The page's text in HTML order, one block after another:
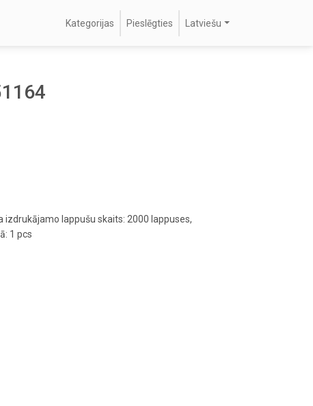
Kategorijas Pieslēgties Latviešu
izdrukājamo lappušu skaits: 2000 lappuses,
1 pcs